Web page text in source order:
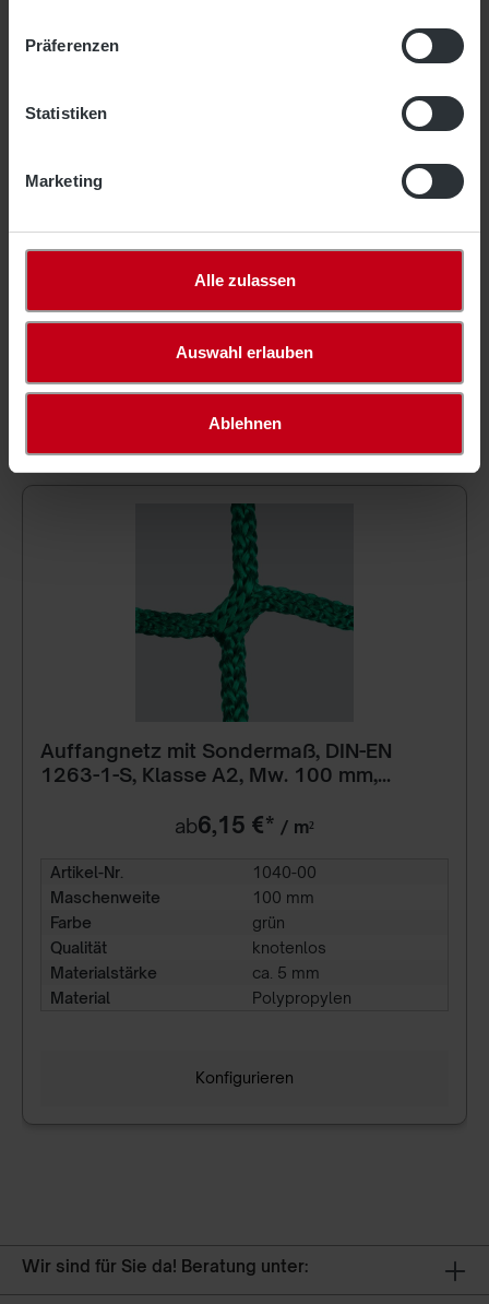
Präferenzen
Statistiken
Marketing
Alle zulassen
Auswahl erlauben
Ablehnen
Anhängernetze
Freizeit- & Fitness
Filter
Auffangnetz mit Sondermaß, DIN-EN
1263-1-S, Klasse A2, Mw. 100 mm,
ab6,15 €* / m²
Artikel-Nr.
1040-00
Maschenweite
100 mm
Farbe
grün
Qualität
knotenlos
Materialstärke
ca. 5 mm
Material
Polypropylen
Konfigurieren
Wir sind für Sie da! Beratung unter: